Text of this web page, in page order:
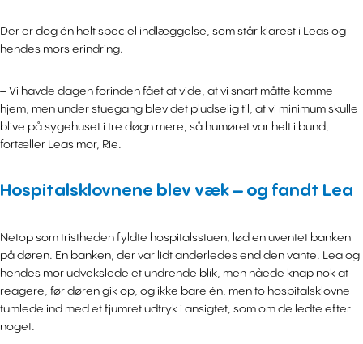
Der er dog én helt speciel indlæggelse, som står klarest i Leas og
hendes mors erindring.
– Vi havde dagen forinden fået at vide, at vi snart måtte komme
hjem, men under stuegang blev det pludselig til, at vi minimum skulle
blive på sygehuset i tre døgn mere, så humøret var helt i bund,
fortæller Leas mor, Rie.
Hospitalsklovnene blev væk – og fandt Lea
Netop som tristheden fyldte hospitalsstuen, lød en uventet banken
på døren. En banken, der var lidt anderledes end den vante. Lea og
hendes mor udvekslede et undrende blik, men nåede knap nok at
reagere, før døren gik op, og ikke bare én, men to hospitalsklovne
tumlede ind med et fjumret udtryk i ansigtet, som om de ledte efter
noget.